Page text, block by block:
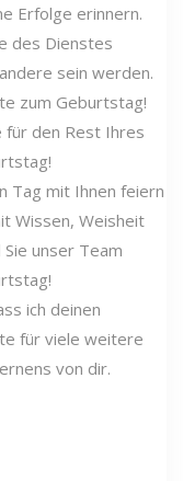
Erfolge erinnern.
des Dienstes
sein werden.
zum Geburtstag!
für den Rest Ihres
Tag mit Ihnen feiern
Wissen, Weisheit
unser Team
ich deinen
für viele weitere
von dir.